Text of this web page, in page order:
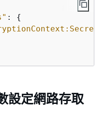
: {
設定網路存取